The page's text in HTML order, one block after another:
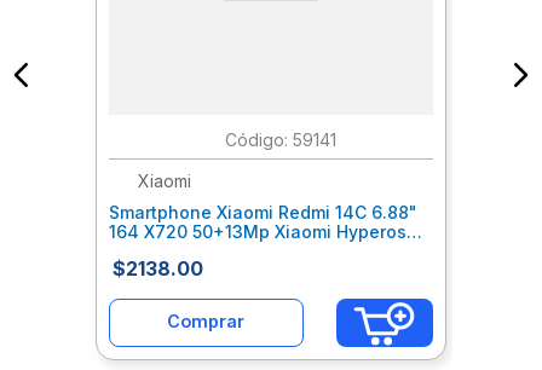
: 59141
Xiaomi
Smartphone Xiaomi Redmi 14C 6.88"
164 X720 50+13Mp Xiaomi Hyperos
Xitcelab220
$2138.00
Comprar